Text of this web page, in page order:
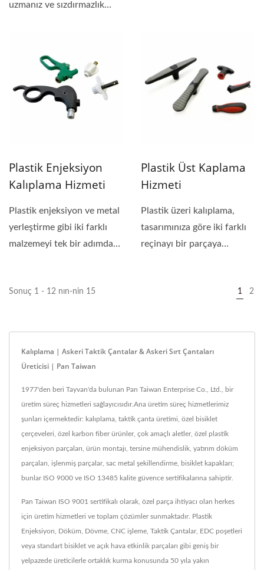
uzmanız ve sızdırmazlık
Plastik Enjeksiyon
Kalıplama Hizmeti
Plastik enjeksiyon ve metal
yerleştirme gibi iki farklı
malzemeyi tek bir adımda
Plastik Üst Kaplama
Hizmeti
Plastik üzeri kalıplama,
tasarımınıza göre iki farklı
reçinayı bir parçaya
Sonuç 1 - 12 nın-nin 15 1 2
Kalıplama | Askeri Taktik Çantalar & Askeri Sırt Çantaları
Üreticisi | Pan Taiwan
1977'den beri Tayvan'da bulunan Pan Taiwan Enterprise Co., Ltd., bir
üretim süreç hizmetleri sağlayıcısıdır.Ana üretim süreç hizmetlerimiz
şunları içermektedir: kalıplama, taktik çanta üretimi, özel bisiklet
çerçeveleri, özel karbon fiber ürünler, çok amaçlı aletler, özel plastik
enjeksiyon parçaları, ürün montajı, tersine mühendislik, yatırım döküm
parçaları, işlenmiş parçalar, sac metal şekillendirme, bisiklet kapakları;
bunlar ISO 9000 ve ISO 13485 kalite güvence sertifikalarına sahiptir.
Pan Taiwan ISO 9001 sertifikalı olarak, özel parça ihtiyacı olan herkes
için üretim hizmetleri ve toplam çözümler sunmaktadır. Plastik
Enjeksiyon, Döküm, Dövme, CNC işleme, Taktik Çantalar, EDC poşetleri
veya standart bisiklet ve açık hava etkinlik parçaları gibi geniş bir
yelpazede üreticilerle ortaklık kurma konusunda 50 yıla yakın